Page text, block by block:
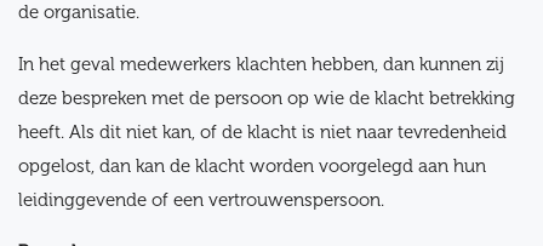
de organisatie.
In het geval medewerkers klachten hebben, dan kunnen zij
deze bespreken met de persoon op wie de klacht betrekking
heeft. Als dit niet kan, of de klacht is niet naar tevredenheid
opgelost, dan kan de klacht worden voorgelegd aan hun
leidinggevende of een vertrouwenspersoon.